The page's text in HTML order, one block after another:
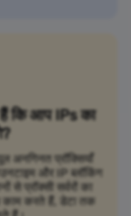
कि आप IPs का
अनगिनत प्रॉक्सियाँ
और IP ब्लॉकिंग
से प्रॉक्सी सर्वरों का
काम करते हैं, डेटा तक